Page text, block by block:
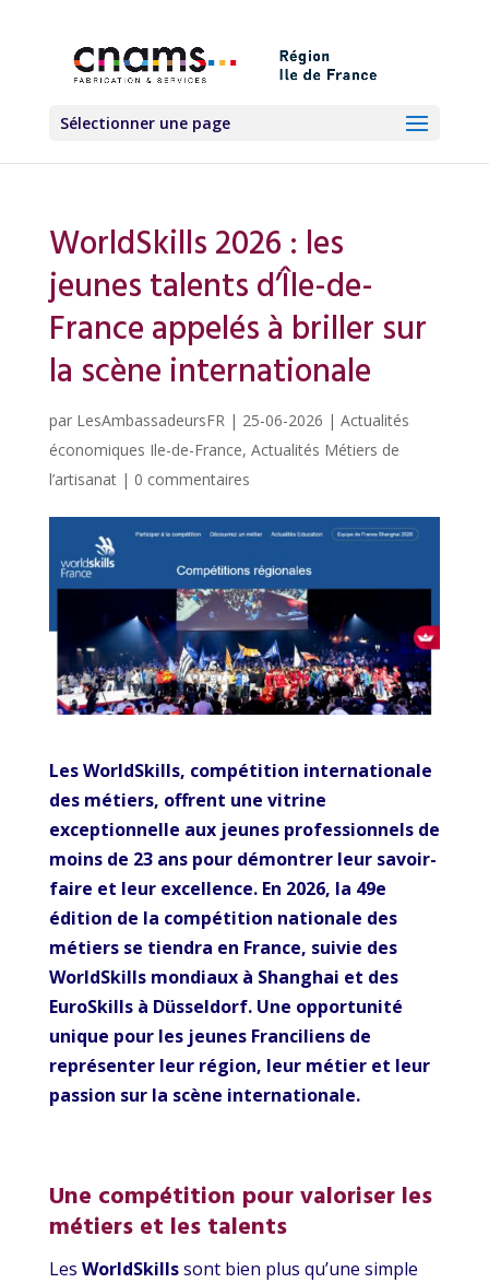
Sélectionner une page
WorldSkills 2026 : les
jeunes talents d’Île-de-
France appelés à briller sur
la scène internationale
par LesAmbassadeursFR| 25-06-2026 | Actualités
économiques Ile-de-France, Actualités Métiers de
l’artisanat| 0 commentaires
Les WorldSkills, compétition internationale
des métiers, offrent une vitrine
exceptionnelle aux jeunes professionnels de
moins de 23 ans pour démontrer leur savoir-
faire et leur excellence. En 2026, la 49e
édition de la compétition nationale des
métiers se tiendra en France, suivie des
WorldSkills mondiaux à Shanghai et des
EuroSkills à Düsseldorf. Une opportunité
unique pour les jeunes Franciliens de
représenter leur région, leur métier et leur
passion sur la scène internationale.
Une compétition pour valoriser les
métiers et les talents
Les WorldSkillssont bien plus qu’une simple